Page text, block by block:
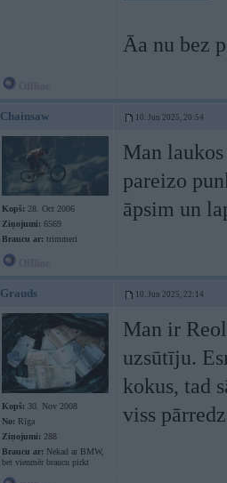
Āa nu bez
Chainsaw 10. Jun 2025, 20:54
Kopš: 28. Oct 2006
Ziņojumi: 6569
Braucu ar: trimmeri
Man
pareizo
āpsim un
Grauds 10. Jun 2025, 22:14
Kopš: 30. Nov 2008
No: Rīga
Ziņojumi: 288
Braucu ar: Nekad ar BMW,
bet vienmēr braucu pirkt
Man ir
uzsūtīju.
kokus, tad
viss